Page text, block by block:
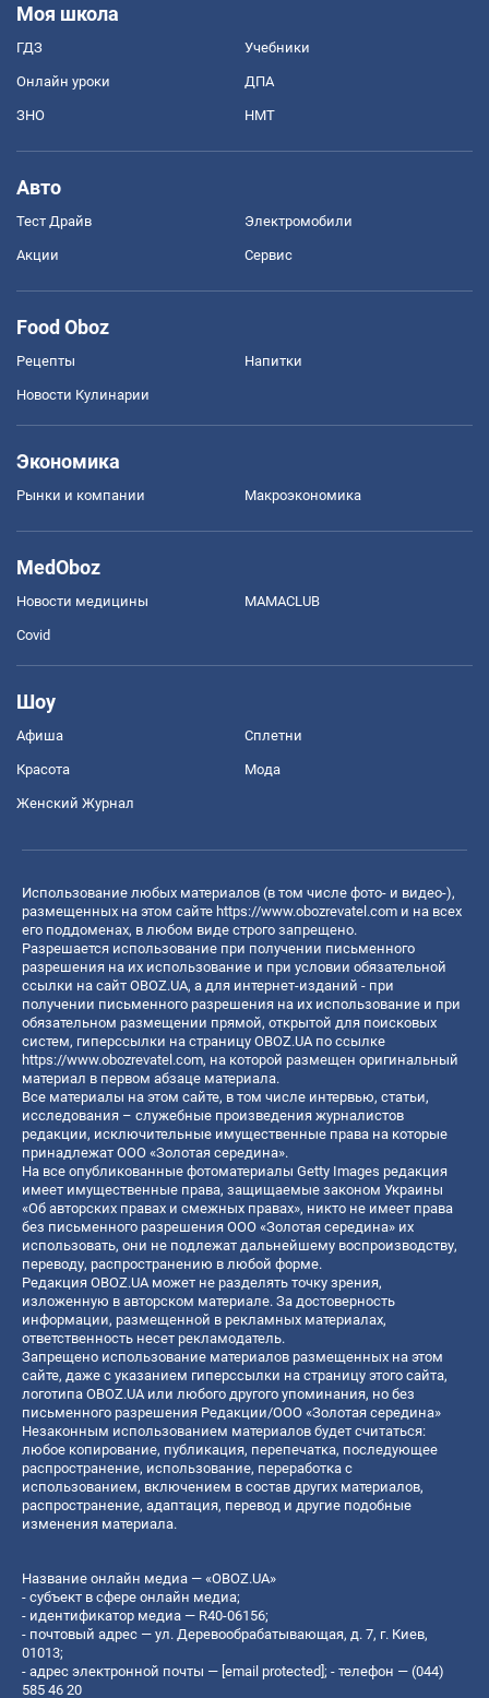
Моя школа
ГДЗ Учебники
Онлайн уроки ДПА
ЗНО НМТ
Авто
Тест Драйв Электромобили
Акции Сервис
Food Oboz
Рецепты Напитки
Новости Кулинарии
Экономика
Рынки и компании Mакроэкономика
MedOboz
Новости медицины MAMACLUB
Covid
Шоу
Афиша Сплетни
Красота Мода
Женский Журнал
Использование любых материалов (в том числе фото- и видео-),
размещенных на этом сайте https://www.obozrevatel.com и на всех
его поддоменах, в любом виде строго запрещено.
Разрешается использование при получении письменного
разрешения на их использование и при условии обязательной
ссылки на сайт OBOZ.UA, а для интернет-изданий - при
получении письменного разрешения на их использование и при
обязательном размещении прямой, открытой для поисковых
систем, гиперссылки на страницу OBOZ.UA по ссылке
https://www.obozrevatel.com, на которой размещен оригинальный
материал в первом абзаце материала.
Все материалы на этом сайте, в том числе интервью, статьи,
исследования – служебные произведения журналистов
редакции, исключительные имущественные права на которые
принадлежат ООО «Золотая середина».
На все опубликованные фотоматериалы Getty Images редакция
имеет имущественные права, защищаемые законом Украины
«Об авторских правах и смежных правах», никто не имеет права
без письменного разрешения ООО «Золотая середина» их
использовать, они не подлежат дальнейшему воспроизводству,
переводу, распространению в любой форме.
Редакция OBOZ.UA может не разделять точку зрения,
изложенную в авторском материале. За достоверность
информации, размещенной в рекламных материалах,
ответственность несет рекламодатель.
Запрещено использование материалов размещенных на этом
сайте, даже с указанием гиперссылки на страницу этого сайта,
логотипа OBOZ.UA или любого другого упоминания, но без
письменного разрешения Редакции/ООО «Золотая середина»
Незаконным использованием материалов будет считаться:
любое копирование, публикация, перепечатка, последующее
распространение, использование, переработка с
использованием, включением в состав других материалов,
распространение, адаптация, перевод и другие подобные
изменения материала.
Название онлайн медиа — «OBOZ.UA»
- субъект в сфере онлайн медиа;
- идентификатор медиа — R40-06156;
- почтовый адрес — ул. Деревообрабатывающая, д. 7, г. Киев,
01013;
- адрес электронной почты — [email protected]; - телефон — (044)
585 46 20